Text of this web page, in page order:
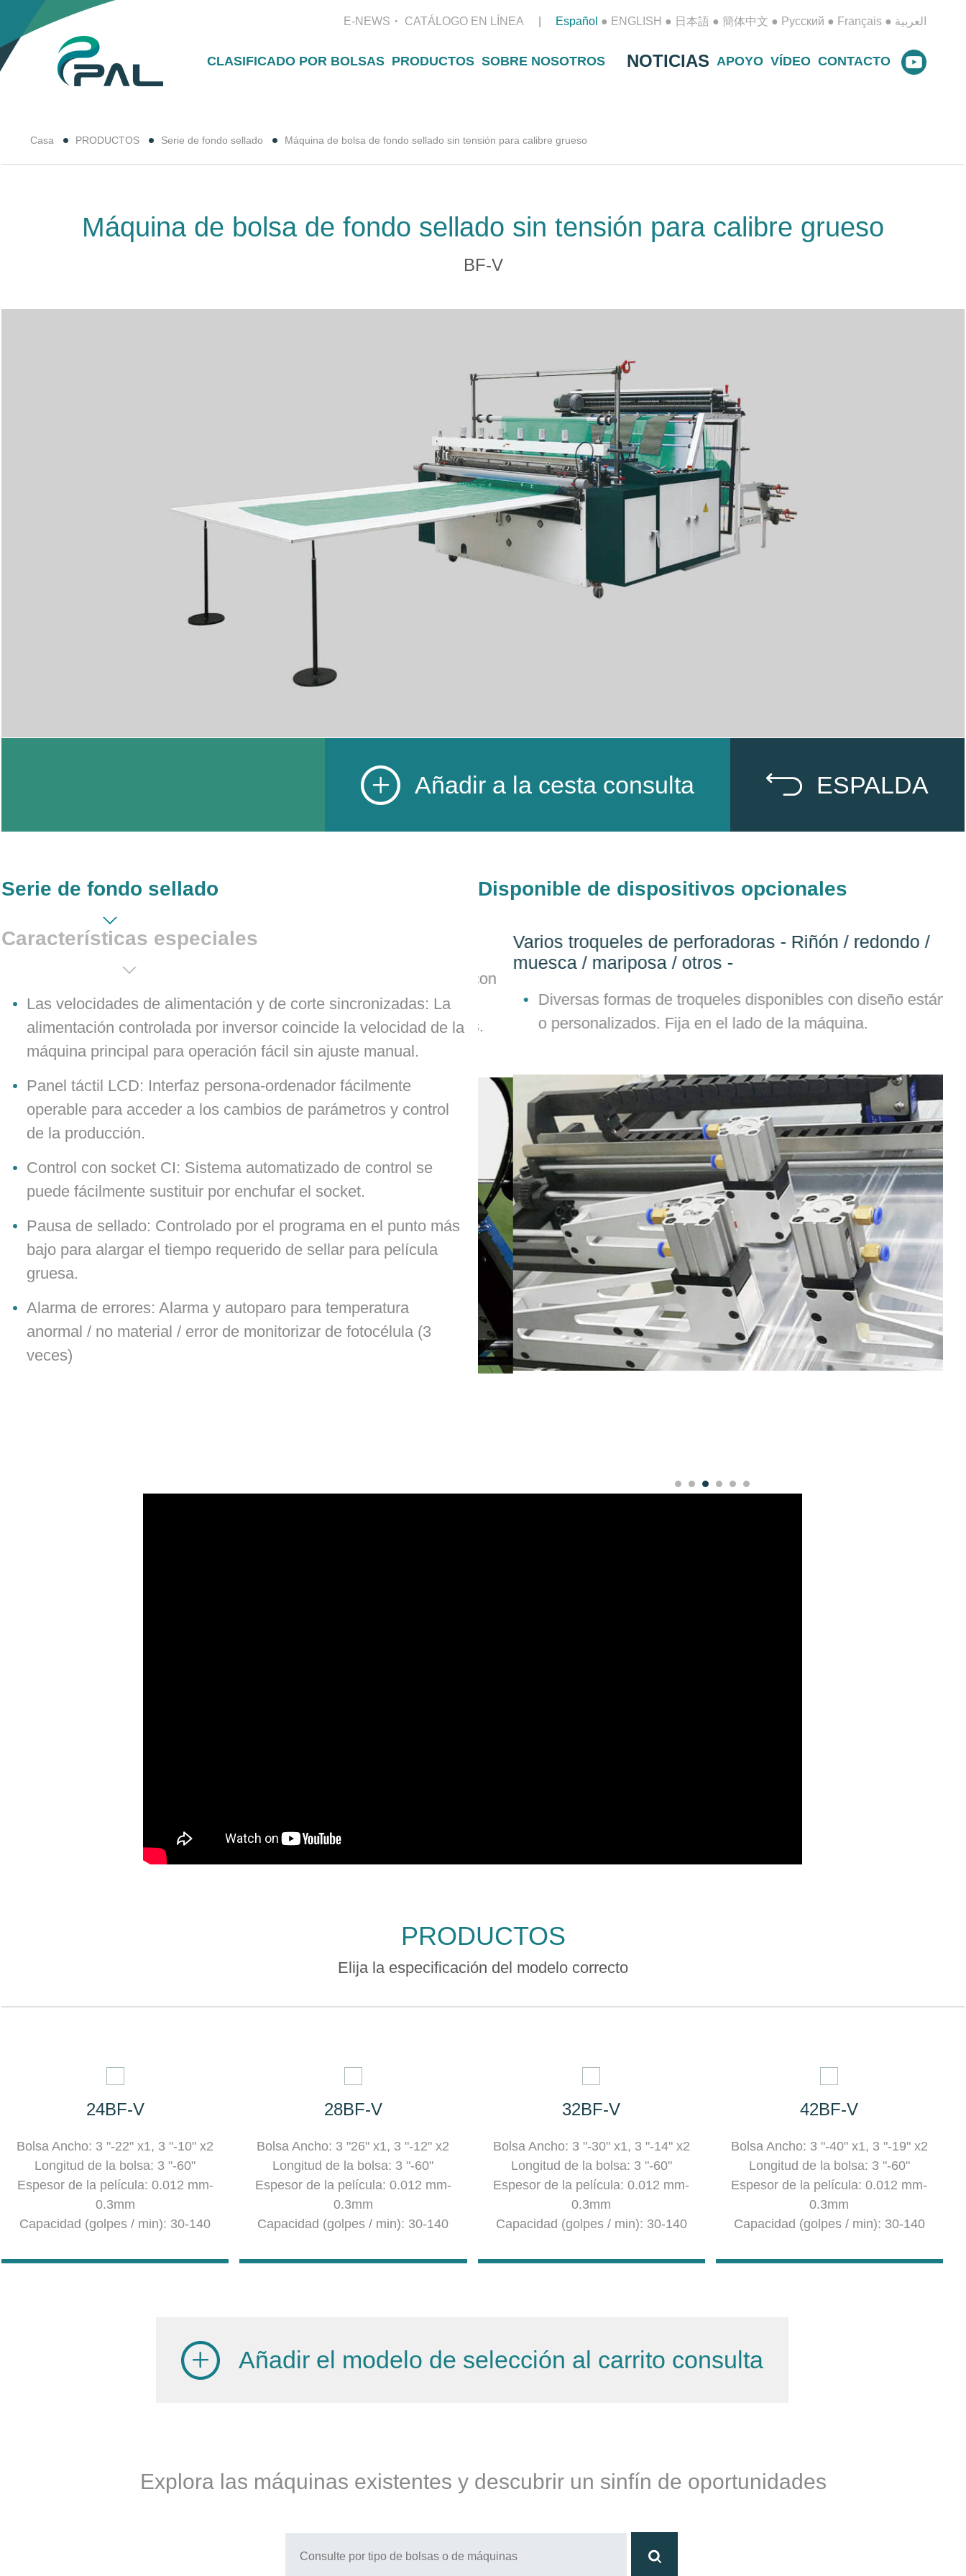
Español ● ENGLISH ● 日本語 ● 簡体中文 ● Русский ● Français ● العربية E-NEWS CATÁLOGO EN LÍNEA
CLASIFICADO POR BOLSAS PRODUCTOS SOBRE NOSOTROS NOTICIAS APOYO VÍDEO CONTACTO
Casa PRODUCTOS Serie de fondo sellado Máquina de bolsa de fondo sellado sin tensión para calibre grueso
Máquina de bolsa de fondo sellado sin tensión para calibre grueso
BF-V
ESPALDA
Añadir a la cesta consulta
Serie de fondo sellado
Características especiales
Las velocidades de alimentación y de corte sincronizadas: La
alimentación controlada por inversor coincide la velocidad de la
máquina principal para operación fácil sin ajuste manual.
Panel táctil LCD: Interfaz persona-ordenador fácilmente
operable para acceder a los cambios de parámetros y control
de la producción.
Control con socket CI: Sistema automatizado de control se
puede fácilmente sustituir por enchufar el socket.
Pausa de sellado: Controlado por el programa en el punto más
bajo para alargar el tiempo requerido de sellar para película
gruesa.
Alarma de errores: Alarma y autoparo para temperatura
anormal / no material / error de monitorizar de fotocélula (3
veces)
Disponible de dispositivos opcionales
Sellado irregular tipo K -
Dispositivo de sellado diagonal puede sellar las películas con
fuelles para formar fondo rectangular para bolsa plana.
Generalmente se utiliza para embalajes de tareas pesadas.
Varios troqueles de perforadoras - Riñón / redondo /
muesca / mariposa / otros -
Diversas formas de troqueles disponibles con diseño estándar
o personalizados. Fija en el lado de la máquina.
PRODUCTOS
Elija la especificación del modelo correcto
24BF-V
Bolsa Ancho: 3 "-22" x1, 3 "-10" x2
Longitud de la bolsa: 3 "-60"
Espesor de la película: 0.012 mm-
0.3mm
Capacidad (golpes / min): 30-140
28BF-V
Bolsa Ancho: 3 "26" x1, 3 "-12" x2
Longitud de la bolsa: 3 "-60"
Espesor de la película: 0.012 mm-
0.3mm
Capacidad (golpes / min): 30-140
32BF-V
Bolsa Ancho: 3 "-30" x1, 3 "-14" x2
Longitud de la bolsa: 3 "-60"
Espesor de la película: 0.012 mm-
0.3mm
Capacidad (golpes / min): 30-140
42BF-V
Bolsa Ancho: 3 "-40" x1, 3 "-19" x2
Longitud de la bolsa: 3 "-60"
Espesor de la película: 0.012 mm-
0.3mm
Capacidad (golpes / min): 30-140
Añadir el modelo de selección al carrito consulta
Explora las máquinas existentes y descubrir un sinfín de oportunidades